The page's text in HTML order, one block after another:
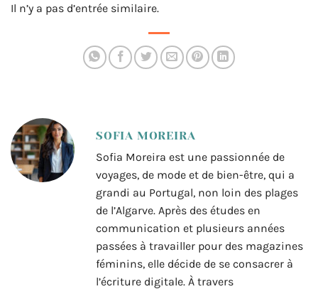
Il n’y a pas d’entrée similaire.
SOFIA MOREIRA
Sofia Moreira est une passionnée de
voyages, de mode et de bien-être, qui a
grandi au Portugal, non loin des plages
de l’Algarve. Après des études en
communication et plusieurs années
passées à travailler pour des magazines
féminins, elle décide de se consacrer à
l’écriture digitale. À travers